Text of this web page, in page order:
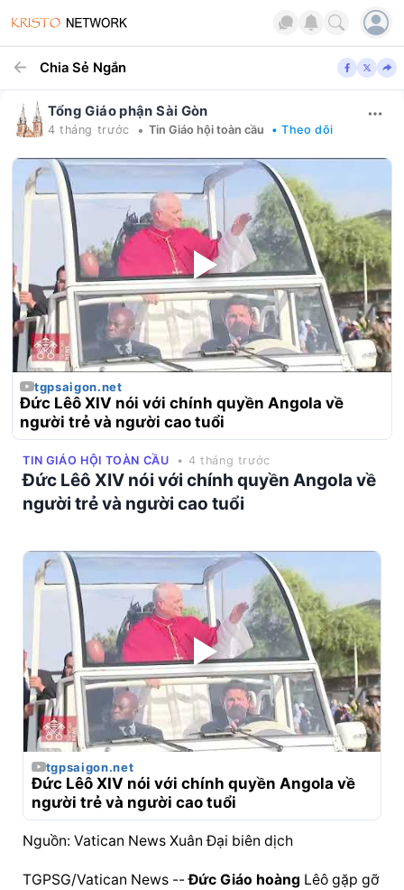
Chia Sẻ Ngắn
Tổng Giáo phận Sài Gòn
4 tháng trước • Tin Giáo hội toàn cầu • Theo dõi
tgpsaigon.net
Đức Lêô XIV nói với chính quyền Angola về
người trẻ và người cao tuổi
TIN GIÁO HỘI TOÀN CẦU • 4 tháng trước
Đức Lêô XIV nói với chính quyền Angola về
người trẻ và người cao tuổi
tgpsaigon.net
Đức Lêô XIV nói với chính quyền Angola về
người trẻ và người cao tuổi
Nguồn: Vatican News Xuân Đại biên dịch
TGPSG/Vatican News -- Đức Giáo hoàng Lêô gặp gỡ